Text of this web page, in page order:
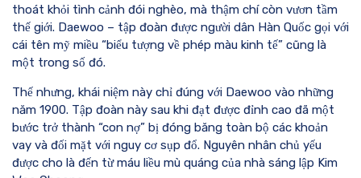
thoát khỏi tình cảnh đói nghèo, mà thậm chí còn vươn tầm
thế giới. Daewoo – tập đoàn được người dân Hàn Quốc gọi với
cái tên mỹ miều “biểu tượng về phép màu kinh tế” cũng là
một trong số đó.
Thế nhưng, khái niệm này chỉ đúng với Daewoo vào những
năm 1900. Tập đoàn này sau khi đạt được đỉnh cao đã một
bước trở thành “con nợ” bị đóng băng toàn bộ các khoản
vay và đối mặt với nguy cơ sụp đổ. Nguyên nhân chủ yếu
được cho là đến từ máu liều mù quáng của nhà sáng lập Kim